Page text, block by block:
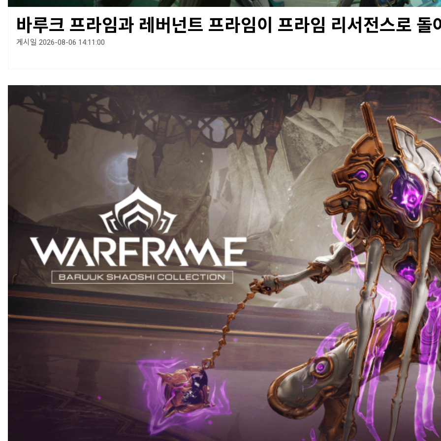
바루크 프라임과 레버넌트 프라임이 프라임 리서전스로 돌
게시일 2026-08-06 14:11:00